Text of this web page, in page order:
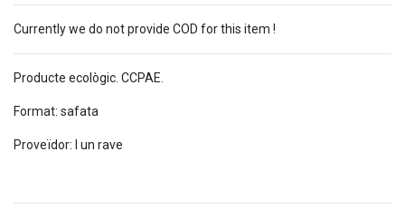
Currently we do not provide COD for this item !
Producte ecològic. CCPAE.
Format: safata
Proveïdor: I un rave